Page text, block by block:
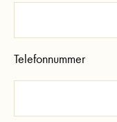
Telefonnummer